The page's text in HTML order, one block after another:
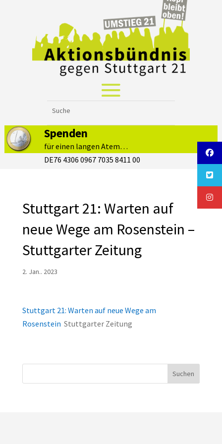
Spenden
für einen langen Atem…
DE76 4306 0967 7035 8411 00
Stuttgart 21: Warten auf
neue Wege am Rosenstein –
Stuttgarter Zeitung
2. Jan.. 2023
Stuttgart 21: Warten auf neue Wege am
Rosenstein Stuttgarter Zeitung
Suchen